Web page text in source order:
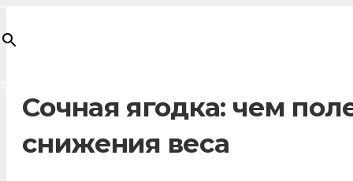
Сочная ягодка: чем
снижения веса